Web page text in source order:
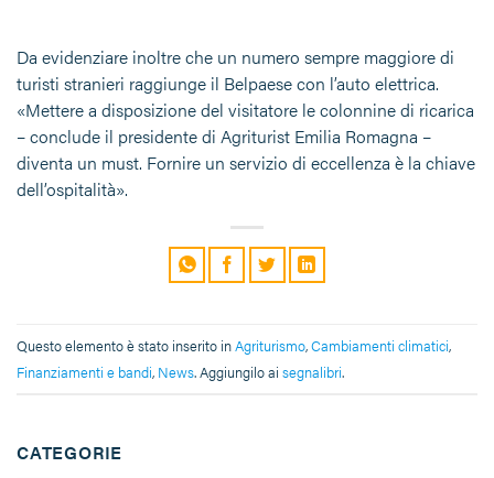
CATEGORIE
Da evidenziare inoltre che un numero sempre maggiore di
turisti stranieri raggiunge il Belpaese con l’auto elettrica.
«Mettere a disposizione del visitatore le colonnine di ricarica
– conclude il presidente di Agriturist Emilia Romagna –
diventa un must. Fornire un servizio di eccellenza è la chiave
dell’ospitalità».
Questo elemento è stato inserito inAgriturismo,Cambiamenti climatici,
Finanziamenti e bandi, News. Aggiungilo ai segnalibri.